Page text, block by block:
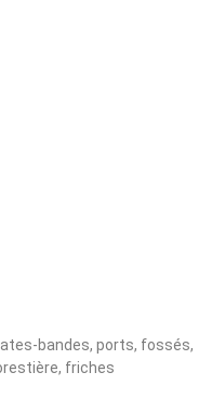
bandes, ports, fossés,
friches